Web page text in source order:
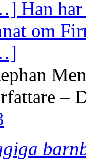
Han har
om
–